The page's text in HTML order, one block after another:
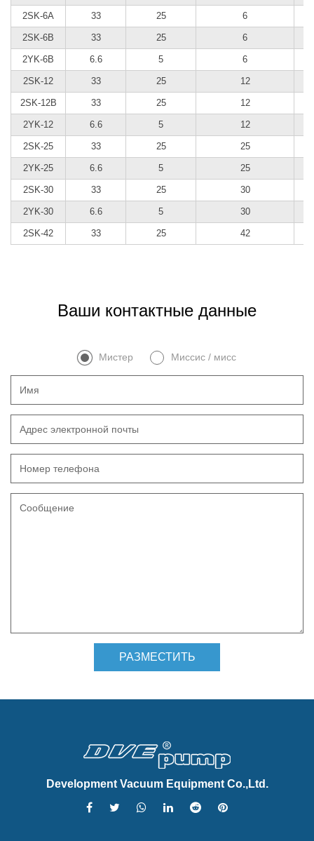
2SK-6А 33 25 6
2SK-6B 33 25 6
2YK-6B 6.6 5 6
2SK-12 33 25 12
2SK-12B 33 25 12
2YK-12 6.6 5 12
2SK-25 33 25 25
2YK-25 6.6 5 25
2SK-30 33 25 30
2YK-30 6.6 5 30
2SK-42 33 25 42
Ваши контактные данные
Мистер Миссис / мисс
Development Vacuum Equipment Co.,Ltd.